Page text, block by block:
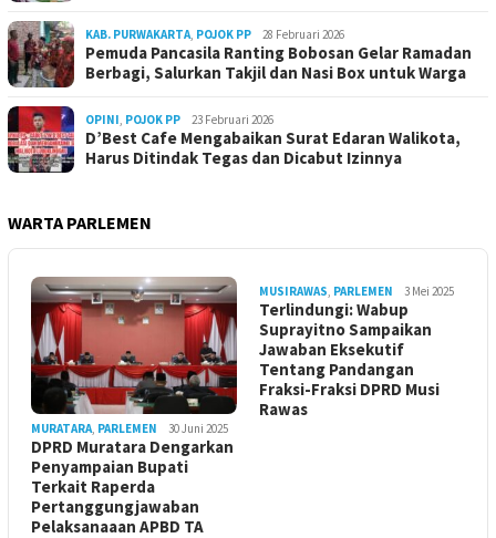
KAB. PURWAKARTA, POJOK PP 28 Februari 2026
Pemuda Pancasila Ranting Bobosan Gelar Ramadan
Berbagi, Salurkan Takjil dan Nasi Box untuk Warga
OPINI, POJOK PP 23 Februari 2026
D’Best Cafe Mengabaikan Surat Edaran Walikota,
Harus Ditindak Tegas dan Dicabut Izinnya
WARTA PARLEMEN
MURATARA, PARLEMEN 30 Juni 2025
DPRD Muratara Dengarkan
Penyampaian Bupati
Terkait Raperda
Pertanggungjawaban
Pelaksanaaan APBD TA
MUSIRAWAS, PARLEMEN 3 Mei 2025
Terlindungi: Wabup
Suprayitno Sampaikan
Jawaban Eksekutif
Tentang Pandangan
Fraksi-Fraksi DPRD Musi
Rawas